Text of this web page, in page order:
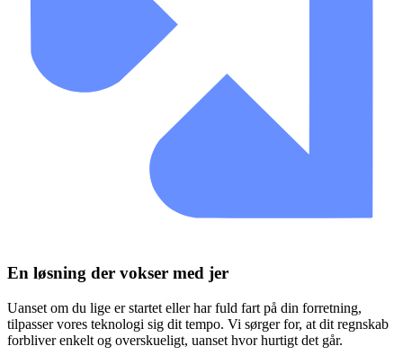
En løsning der vokser med jer
Uanset om du lige er startet eller har fuld fart på din forretning,
tilpasser vores teknologi sig dit tempo. Vi sørger for, at dit regnskab
forbliver enkelt og overskueligt, uanset hvor hurtigt det går.